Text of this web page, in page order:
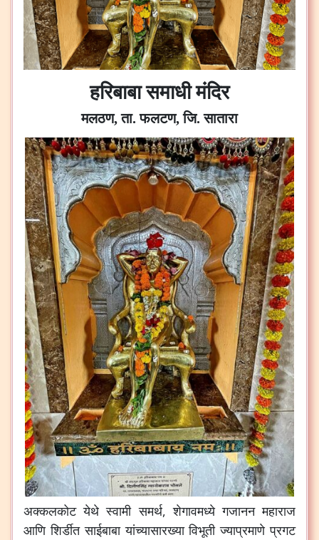
हरिबाबा समाधी मंदिर
मलठण, ता. फलटण, जि. सातारा
अक्कलकोट येथे स्वामी समर्थ,शेगावमध्ये गजानन महाराज
आणि शिर्डीत साईबाबा यांच्यासारख्या विभूती ज्याप्रमाणे प्रगट